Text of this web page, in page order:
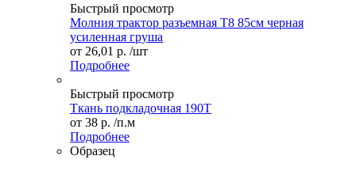
Быстрый просмотр
Молния трактор разъемная Т8 85см черная
усиленная груша
от 26,01 р. /шт
Подробнее
Быстрый просмотр
Ткань подкладочная 190Т
от 38 р. /п.м
Подробнее
Образец